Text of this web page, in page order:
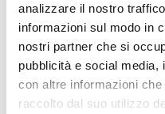
analizzare il nostro
informazioni sul modo in
nostri partner che si
pubblicità e social media,
con altre informazioni
raccolto dal suo utilizzo
6 ottobre |